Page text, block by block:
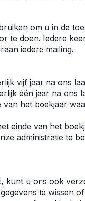
om u in de
te doen. Iedere
iedere mailing.
vijf jaar na ons
één jaar na ons
het boekjaar
einde van het
administratie te
kunt u ons ook
te wissen